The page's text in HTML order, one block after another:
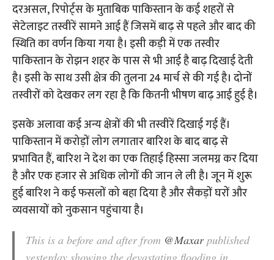
दरअसल, रिपोर्ट्स के मुताबिक पाकिस्तान के कई शहरों से
सेटेलाइट तस्वीरें सामने आई हैं जिसमें बाढ़ से पहले और बाद की
स्थिति का वर्णन किया गया है। इसी कड़ी में एक तस्वीर
पाकिस्तान के रोझन शहर के पास से भी आई है बाढ़ दिखाई देती
है। इसी के साथ उसी क्षेत्र की तुलना 24 मार्च से की गई है। दोनों
तस्वीरों को देखकर लग रहा है कि कितनी भीषण बाढ़ आई हुई है।
इसके अलावा कई अन्य क्षेत्रों की भी तस्वीरें दिखाई गई हैं।
पाकिस्तान में करोड़ों लोग लगातार बारिश के बाद बाढ़ से
प्रभावित हैं, बारिश ने देश का एक तिहाई हिस्सा जलमग्न कर दिया
है और एक हजार से अधिक लोगों की जान ले ली है। जून में शुरू
हुई बारिश ने कई फसलों को बहा दिया है और सैकड़ों घरों और
व्यवसायों को नुकसान पहुंचाया है।
This is a before and after from @Maxarpublished